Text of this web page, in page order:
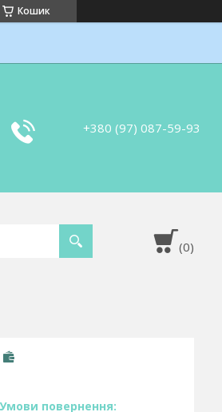
Кошик
+380 (97) 087-59-93